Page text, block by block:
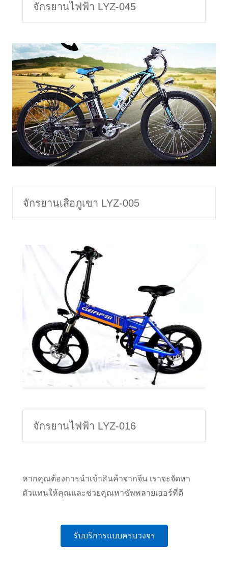
จักรยานไฟฟ้า LYZ-045
จักรยานเสือภูเขา LYZ-005
จักรยานไฟฟ้า LYZ-016
หากคุณต้องการนำเข้าสินค้าจากจีน เราจะจัดหา
ตัวแทนให้คุณและช่วยคุณหาซัพพลายเออร์ที่ดี
รับบริการแบบครบวงจร